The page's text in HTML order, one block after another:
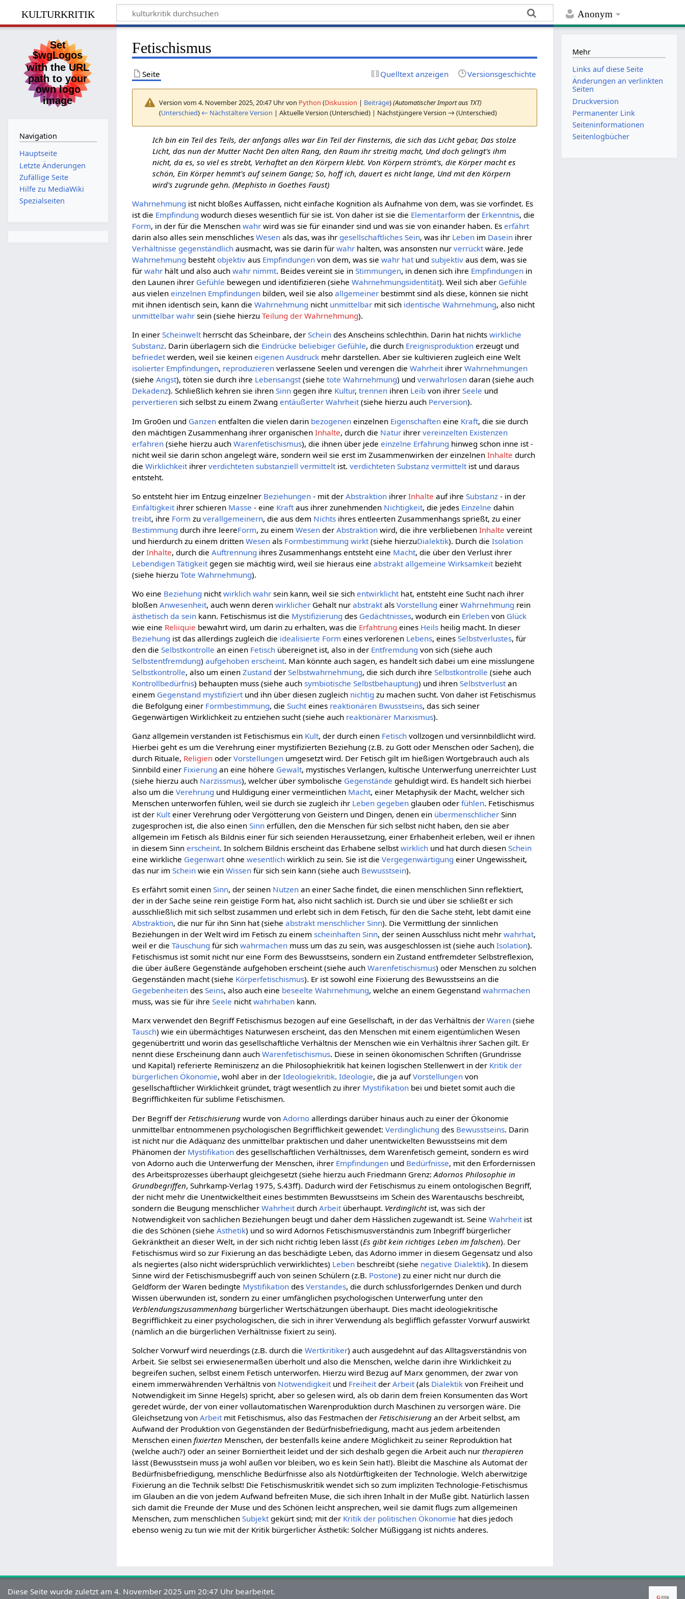
Anonym
kulturkritik
Fetischismus
Seite Quelltext anzeigen Versionsgeschichte
Version vom 4. November 2025, 20:47 Uhr von Python (Diskussion | Beiträge)(Automatischer Import aus TXT)
(Unterschied) ← Nächstältere Version | Aktuelle Version (Unterschied) | Nächstjüngere Version → (Unterschied)
Ich bin ein Teil des Teils, der anfangs alles war Ein Teil der Finsternis, die sich das Licht gebar, Das stolze
Licht, das nun der Mutter Nacht Den alten Rang, den Raum ihr streitig macht, Und doch gelingt's ihm
nicht, da es, so viel es strebt, Verhaftet an den Körpern klebt. Von Körpern strömt's, die Körper macht es
schön, Ein Körper hemmt's auf seinem Gange; So, hoff ich, dauert es nicht lange, Und mit den Körpern
wird's zugrunde gehn. (Mephisto in Goethes Faust)
Wahrnehmung ist nicht bloßes Auffassen, nicht einfache Kognition als Aufnahme von dem, was sie vorfindet. Es
ist die Empfindung wodurch dieses wesentlich für sie ist. Von daher ist sie die Elementarform der Erkenntnis, die
Form, in der für die Menschenwahr wird was sie für einander sind und was sie von einander haben. Eserfährt
darin also alles sein menschlichesWesen als das, was ihr gesellschaftliches Sein, was ihr Leben im Dasein ihrer
Verhältnisse gegenständlich ausmacht, was sie darin fürwahr halten, was ansonsten nurverrücktwäre. Jede
Wahrnehmung bestehtobjektiv aus Empfindungen von dem, was siewahr hatundsubjektiv aus dem, was sie
fürwahr hält und also auchwahr nimmt. Beides vereint sie inStimmungen, in denen sich ihre Empfindungen in
den Launen ihrer Gefühle bewegen und identifizieren (sieheWahrnehmungsidentität). Weil sich aber Gefühle
aus vieleneinzelnen Empfindungen bilden, weil sie alsoallgemeiner bestimmt sind als diese, können sie nicht
mit ihnen identisch sein, kann dieWahrnehmung nicht unmittelbar mit sich identische Wahrnehmung, also nicht
unmittelbar wahr sein (siehe hierzuTeilung der Wahrnehmung).
In einerScheinweltherrscht das Scheinbare, derSchein des Anscheins schlechthin. Darin hat nichtswirkliche
Substanz. Darin überlagern sich die Eindrücke beliebiger Gefühle, die durch Ereignisproduktion erzeugt und
befriedetwerden, weil sie keineneigenen Ausdruck mehr darstellen. Aber sie kultivieren zugleich eine Welt
isolierter Empfindungen, reproduzieren verlassene Seelen und verengen dieWahrheitihrerWahrnehmungen
(sieheAngst), töten sie durch ihre Lebensangst(siehetote Wahrnehmung) undverwahrlosen daran (siehe auch
Dekadenz). Schließlich kehren sie ihrenSinn gegen ihre Kultur,trennen ihren Leib von ihrerSeele und
pervertieren sich selbst zu einem Zwangentäußerter Wahrheit(siehe hierzu auch Perversion).
Im Gro0en und Ganzen entfalten die vielen darin bezogenen einzelnen Eigenschaften eine Kraft, die sie durch
den mächtigen Zusammenhang ihrer organischenInhalte, durch die Natur ihrervereinzelten Existenzen
erfahren (siehe hierzu auchWarenfetischismus), die ihnen über jedeeinzelne Erfahrung hinweg schon inne ist -
nicht weil sie darin schon angelegt wäre, sondern weil sie erst im Zusammenwirken der einzelnenInhalte durch
dieWirklichkeit ihrerverdichteten substanziell vermittelt ist.verdichteten Substanz vermittelt ist und daraus
entsteht.
So entsteht hier im Entzug einzelner Beziehungen - mit derAbstraktion ihrerInhalte auf ihreSubstanz - in der
Einfältigkeit ihrer schieren Masse - eine Kraft aus ihrer zunehmenden Nichtigkeit, die jedes Einzelne dahin
treibt, ihre Form zuverallgemeinern, die aus dem Nichts ihres entleerten Zusammenhangs sprießt, zu einer
Bestimmung durch ihre leereForm, zu einemWesen derAbstraktion wird, die ihre verbliebenenInhalte vereint
und hierdurch zu einem drittenWesen als Formbestimmung wirkt (siehe hierzuDialektik). Durch dieIsolation
derInhalte, durch dieAuftrennung ihres Zusammenhangs entsteht eine Macht, die über den Verlust ihrer
Lebendigen Tätigkeit gegen sie mächtig wird, weil sie hieraus eineabstrakt allgemeine Wirksamkeit bezieht
(siehe hierzuTote Wahrnehmung).
Wo eine Beziehung nichtwirklich wahr sein kann, weil sie sichentwirklicht hat, entsteht eine Sucht nach ihrer
bloßenAnwesenheit, auch wenn derenwirklicher Gehalt nurabstrakt alsVorstellung einerWahrnehmung rein
ästhetisch da sein kann. Fetischismus ist die Mystifizierung des Gedächtnisses, wodurch ein Erleben von Glück
wie eine Reliiquie bewahrt wird, um darin zu erhalten, was die Erfahtrung eines Heils heilig macht. In dieser
Beziehung ist das allerdings zugleich die idealisierte Form eines verlorenen Lebens, einesSelbstverlustes, für
den dieSelbstkontrolle an einen Fetisch übereignet ist, also in der Entfremdung von sich (siehe auch
Selbstentfremdung)aufgehoben erscheint. Man könnte auch sagen, es handelt sich dabei um eine misslungene
Selbstkontrolle, also um einenZustand derSelbstwahrnehmung, die sich durch ihreSelbstkontrolle (siehe auch
Kontrollbedürfnis) behaupten muss (siehe auchsymbiotische Selbstbehauptung) und ihrenSelbstverlust an
einem Gegenstand mystifiziert und ihn über diesen zugleich nichtig zu machen sucht. Von daher ist Fetischismus
die Befolgung einer Formbestimmung, dieSucht eines reaktionären Bwusstseins, das sich seiner
Gegenwärtigen Wirklichkeit zu entziehen sucht (siehe auch reaktionärer Marxismus).
Ganz allgemein verstanden ist Fetischismus ein Kult, der durch einen Fetisch vollzogen und versinnbildlicht wird.
Hierbei geht es um die Verehrung einer mystifizierten Beziehung (z.B. zu Gott oder Menschen oder Sachen), die
durch Rituale, Religien oderVorstellungen umgesetzt wird. Der Fetisch gilt im hießigen Wortgebrauch auch als
Sinnbild einer Fixierung an eine höhere Gewalt, mystisches Verlangen, kultische Unterwerfung unerreichter Lust
(siehe hierzu auch Narzissmus), welcher über symbolische Gegenstände gehuldigt wird. Es handelt sich hierbei
also um dieVerehrung und Huldigung einer vermeintlichen Macht, einer Metaphysik der Macht, welcher sich
Menschen unterworfen fühlen, weil sie durch sie zugleich ihr Leben gegeben glauben oderfühlen. Fetischismus
ist der Kulteiner Verehrung oder Vergötterung von Geistern und Dingen, denen ein übermenschlicher Sinn
zugesprochen ist, die also einenSinn erfüllen, den die Menschen für sich selbst nicht haben, den sie aber
allgemein im Fetisch als Bildnis einer für sich seienden Heraussetzung, einer Erhabenheit erleben, weil er ihnen
in diesem Sinnerscheint. In solchem Bildnis erscheint das Erhabene selbstwirklich und hat durch diesenSchein
eine wirkliche Gegenwartohnewesentlich wirklich zu sein. Sie ist dieVergegenwärtigung einer Ungewissheit,
das nur imSchein wie einWissen für sich sein kann (siehe auch Bewusstsein).
Es erfährt somit einenSinn, der seinen Nutzen an einer Sache findet, die einen menschlichen Sinn reflektiert,
der in der Sache seine rein geistige Form hat, also nicht sachlich ist. Durch sie und über sie schließt er sich
ausschließlich mit sich selbst zusammen und erlebt sich in dem Fetisch, für den die Sache steht, lebt damit eine
Abstraktion, die nur für ihn Sinn hat (sieheabstrakt menschlicher Sinn). Die Vermittlung der sinnlichen
Beziehungen in der Welt wird im Fetisch zu einemscheinhaften Sinn, der seinen Ausschluss nicht mehrwahrhat,
weil er dieTäuschung für sichwahrmachen muss um das zu sein, was ausgeschlossen ist (siehe auchIsolation).
Fetischismus ist somit nicht nur eine Form des Bewusstseins, sondern ein Zustand entfremdeter Selbstreflexion,
die über äußere Gegenstände aufgehoben erscheint (siehe auchWarenfetischismus) oder Menschen zu solchen
Gegenständen macht (siehe Körperfetischismus). Er ist sowohl eine Fixierung des Bewusstseins an die
Gegebenheiten desSeins, also auch eine beseelte Wahrnehmung, welche an einem Gegenstandwahrmachen
muss, was sie für ihreSeele nichtwahrhaben kann.
Marx verwendet den Begriff Fetischismus bezogen auf eine Gesellschaft, in der das Verhältnis derWaren (siehe
Tausch) wie ein übermächtiges Naturwesen erscheint, das den Menschen mit einem eigentümlichen Wesen
gegenübertritt und worin das gesellschaftliche Verhältnis der Menschen wie ein Verhältnis ihrer Sachen gilt. Er
nennt diese Erscheinung dann auchWarenfetischismus. Diese in seinen ökonomischen Schriften (Grundrisse
und Kapital) referierte Reminiszenz an die Philosophiekritik hat keinen logischen Stellenwert in der Kritik der
bürgerlichen Ökonomie, wohl aber in derIdeologiekritik.Ideologie, die ja aufVorstellungen von
gesellschaftlicher Wirklichkeit gründet, trägt wesentlich zu ihrer Mystifikation bei und bietet somit auch die
Begrifflichkeiten für sublime Fetischismen.
Der Begriff der Fetischisierung wurde vonAdorno allerdings darüber hinaus auch zu einer der Ökonomie
unmittelbar entnommenen psychologischen Begrifflichkeit gewendet:Verdinglichung des Bewusstseins. Darin
ist nicht nur die Adäquanz des unmittelbar praktischen und daher unentwickelten Bewusstseins mit dem
Phänomen der Mystifikation des gesellschaftlichen Verhältnisses, dem Warenfetisch gemeint, sondern es wird
von Adorno auch die Unterwerfung der Menschen, ihrer Empfindungen und Bedürfnisse, mit den Erfordernissen
des Arbeitsprozesses überhaupt gleichgesetzt (siehe hierzu auch Friedmann Grenz:Adornos Philosophie in
Grundbegriffen, Suhrkamp-Verlag 1975, S.43ff). Dadurch wird der Fetischismus zu einem ontologischen Begriff,
der nicht mehr die Unentwickeltheit eines bestimmten Bewusstseins im Schein des Warentauschs beschreibt,
sondern die Beugung menschlicherWahrheit durchArbeit überhaupt. Verdinglichtist, was sich der
Notwendigkeit von sachlichen Beziehungen beugt und daher dem Hässlichen zugewandt ist. SeineWahrheit ist
die des Schönen (sieheÄsthetik) und so wird Adornos Fetischismusverständnis zum Inbegriff bürgerlicher
Gekränktheit an dieser Welt, in der sich nicht richtig leben lässt (Es gibt kein richtiges Leben im falschen). Der
Fetischismus wird so zur Fixierung an das beschädigte Leben, das Adorno immer in diesem Gegensatz und also
als negiertes (also nicht widersprüchlich verwirklichtes) Leben beschreibt (siehe negative Dialektik). In diesem
Sinne wird der Fetischismusbegriff auch von seinen Schülern (z.B. Postone) zu einer nicht nur durch die
Geldform der Waren bedingte Mystifikation desVerstandes, die durch schlussforlgerndes Denken und durch
Wissen überwunden ist, sondern zu einer umfänglichen psychologischen Unterwerfung unter den
Verblendungszusammenhang bürgerlicher Wertschätzungen überhaupt. Dies macht ideologiekritische
Begrifflichkeit zu einer psychologischen, die sich in ihrer Verwendung als beglifflich gefasster Vorwurf auswirkt
(nämlich an die bürgerlichen Verhältnisse fixiert zu sein).
Solcher Vorwurf wird neuerdings (z.B. durch dieWertkritiker) auch ausgedehnt auf das Alltagsverständnis von
Arbeit. Sie selbst sei erwiesenermaßen überholt und also die Menschen, welche darin ihre Wirklichkeit zu
begreifen suchen, selbst einem Fetisch unterworfen. Hierzu wird Bezug auf Marx genommen, der zwar von
einem immerwährenden Verhältnis von Notwendigkeit und Freiheit derArbeit (als Dialektik von Freiheit und
Notwendigkeit im Sinne Hegels) spricht, aber so gelesen wird, als ob darin dem freien Konsumenten das Wort
geredet würde, der von einer vollautomatischen Warenproduktion durch Maschinen zu versorgen wäre. Die
Gleichsetzung vonArbeit mit Fetischismus, also das Festmachen der Fetischisierung an der Arbeit selbst, am
Aufwand der Produktion von Gegenständen der Bedürfnisbefriedigung, macht aus jedem arbeitenden
Menschen einen fixierten Menschen, der bestenfalls keine andere Möglichkeit zu seiner Reproduktion hat
(welche auch?) oder an seiner Borniertheit leidet und der sich deshalb gegen die Arbeit auch nurtherapieren
lässt (Bewusstsein muss ja wohl außen vor bleiben, wo es kein Sein hat!). Bleibt die Maschine als Automat der
Bedürfnisbefriedigung, menschliche Bedürfnisse also als Notdürftigkeiten der Technologie. Welch aberwitzige
Fixierung an die Technik selbst! Die Fetischismuskritik wendet sich so zum impliziten Technologie-Fetischismus
im Glauben an die von jedem Aufwand befreiten Muse, die sich ihren Inhalt in der Muße gibt. Natürlich lassen
sich damit die Freunde der Muse und des Schönen leicht ansprechen, weil sie damit flugs zum allgemeinen
Menschen, zum menschlichenSubjekt gekürt sind; mit der Kritik der politischen Ökonomie hat dies jedoch
ebenso wenig zu tun wie mit der Kritik bürgerlicher Ästhetik: Solcher Müßiggang ist nichts anderes.
Navigation
Hauptseite
Letzte Änderungen
Zufällige Seite
Hilfe zu MediaWiki
Spezialseiten
Mehr
Links auf diese Seite
Änderungen an verlinkten
Seiten
Druckversion
Permanenter Link
Seiten­­informationen
Seitenlogbücher
Diese Seite wurde zuletzt am 4. November 2025 um 20:47 Uhr bearbeitet.